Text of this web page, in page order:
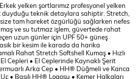
yelken şortlarımız profesyonel yelken
duyduğu teknik detaylara sahiptir. Stretch,
tam hareket özgürlüğü sağlarken nefes
ve su tutmaz işlem, güvertede rahat
uzun günler için UPF 50+ güneş
bir kesim ile karada da harika
Rahat Stretch Softshell Kumaş • Hızlı
Cepleri • El Ceplerinde Kaynaklı Şerit
Arka Cep • HH® Düğmeli ve Kanca
• Basılı HH® Logosu • Kemer Halkaları